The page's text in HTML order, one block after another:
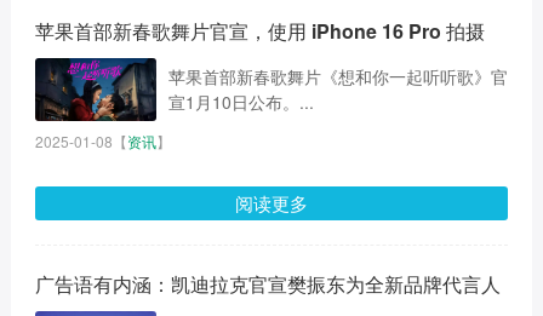
苹果首部新春歌舞片官宣，使用 iPhone 16 Pro 拍摄
苹果首部新春歌舞片《想和你一起听听歌》官
宣1月10日公布。...
2025-01-08 【资讯】
阅读更多
广告语有内涵：凯迪拉克官宣樊振东为全新品牌代言人